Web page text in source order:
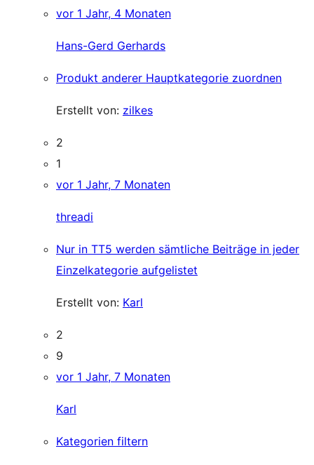
vor 1 Jahr, 4 Monaten
Hans-Gerd Gerhards
Produkt anderer Hauptkategorie zuordnen
Erstellt von: zilkes
2
1
vor 1 Jahr, 7 Monaten
threadi
Nur in TT5 werden sämtliche Beiträge in jeder
Einzelkategorie aufgelistet
Erstellt von: Karl
2
9
vor 1 Jahr, 7 Monaten
Karl
Kategorien filtern